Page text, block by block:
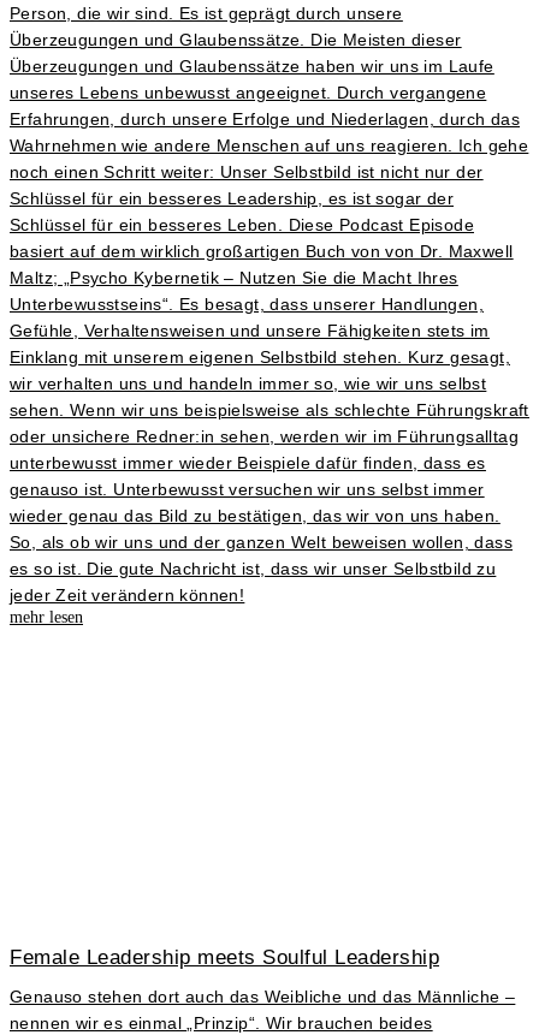
Person, die wir sind. Es ist geprägt durch unsere
Überzeugungen und Glaubenssätze. Die Meisten dieser
Überzeugungen und Glaubenssätze haben wir uns im Laufe
unseres Lebens unbewusst angeeignet. Durch vergangene
Erfahrungen, durch unsere Erfolge und Niederlagen, durch das
Wahrnehmen wie andere Menschen auf uns reagieren. Ich gehe
noch einen Schritt weiter: Unser Selbstbild ist nicht nur der
Schlüssel für ein besseres Leadership, es ist sogar der
Schlüssel für ein besseres Leben. Diese Podcast Episode
basiert auf dem wirklich großartigen Buch von von Dr. Maxwell
Maltz; „Psycho Kybernetik – Nutzen Sie die Macht Ihres
Unterbewusstseins“. Es besagt, dass unserer Handlungen,
Gefühle, Verhaltensweisen und unsere Fähigkeiten stets im
Einklang mit unserem eigenen Selbstbild stehen. Kurz gesagt,
wir verhalten uns und handeln immer so, wie wir uns selbst
sehen. Wenn wir uns beispielsweise als schlechte Führungskraft
oder unsichere Redner:in sehen, werden wir im Führungsalltag
unterbewusst immer wieder Beispiele dafür finden, dass es
genauso ist. Unterbewusst versuchen wir uns selbst immer
wieder genau das Bild zu bestätigen, das wir von uns haben.
So, als ob wir uns und der ganzen Welt beweisen wollen, dass
es so ist. Die gute Nachricht ist, dass wir unser Selbstbild zu
jeder Zeit verändern können!
mehr lesen
Female Leadership meets Soulful Leadership
Genauso stehen dort auch das Weibliche und das Männliche –
nennen wir es einmal „Prinzip“. Wir brauchen beides